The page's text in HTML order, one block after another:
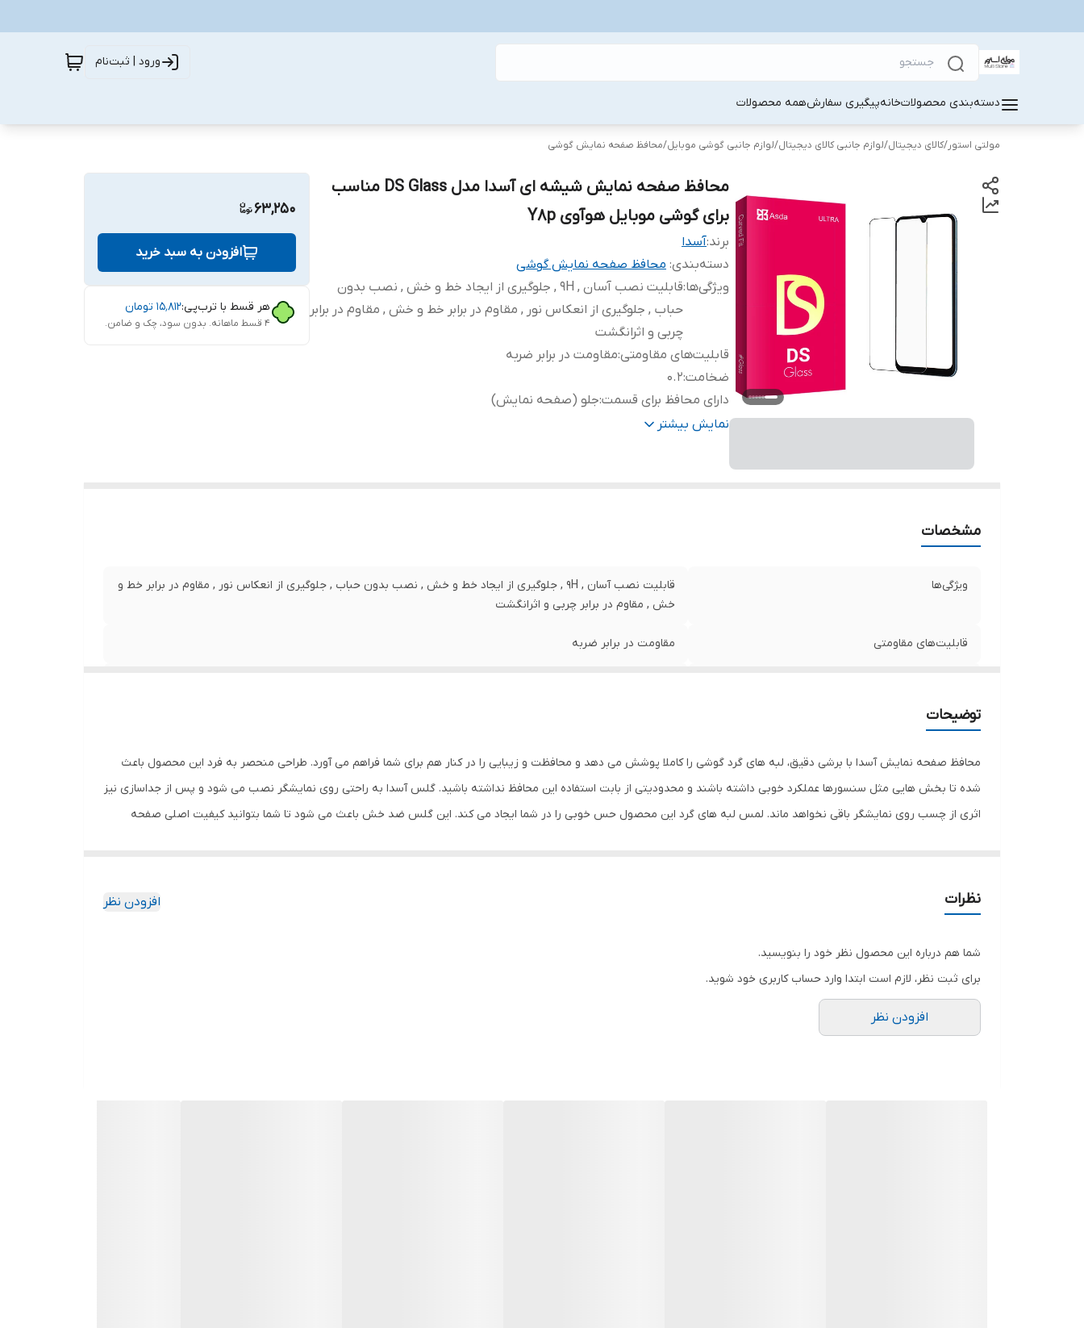
ورود | ثبت‌نام
دسته‌بندی محصولاتخانهپیگیری سفارشهمه محصولات
مولتی استور/کالای دیجیتال/لوازم جانبی کالای دیجیتال/لوازم جانبی گوشی موبایل/محافظ صفحه نمایش گوشی
محافظ صفحه نمایش شیشه ای آسدا مدل DS Glass مناسب
برای گوشی موبایل هوآوی Y8p
برند:آسدا
دسته‌بندی: محافظ صفحه نمایش گوشی
ویژگی‌ها:
قابلیت نصب آسان , 9H , جلوگیری از ایجاد خط و خش , نصب بدون
حباب , جلوگیری از انعکاس نور , مقاوم در برابر خط و خش , مقاوم در برابر
چربی و اثرانگشت
قابلیت‌های مقاومتی:مقاومت در برابر ضربه
ضخامت:
0.2
دارای محافظ برای قسمت:جلو (صفحه نمایش)
رنگ:بی رنگ
نمایش بیشتر
63,250
افزودن به سبد خرید
هر قسط با ترب‌پی:۱۵٬۸۱۲ تومان
۴ قسط ماهانه. بدون سود، چک و ضامن.
مشخصات
ویژگی‌ها
قابلیت نصب آسان , 9H , جلوگیری از ایجاد خط و خش , نصب بدون حباب , جلوگیری از انعکاس نور , مقاوم در برابر خط و
خش , مقاوم در برابر چربی و اثرانگشت
قابلیت‌های مقاومتی مقاومت در برابر ضربه
دارای محافظ برای قسمت
رنگ بی رنگ
توضیحات
محافظ صفحه نمایش آسدا با برشی دقیق، لبه های گرد گوشی را کاملا پوشش می دهد و محافظت و زیبایی را در کنار هم برای شما فراهم می آورد. طراحی منحصر به فرد این محصول باعث
شده تا بخش هایی مثل سنسورها عملکرد خوبی داشته باشند و محدودیتی از بابت استفاده این محافظ نداشته باشید. گلس آسدا به راحتی روی نمایشگر نصب می شود و پس از جداسازی نیز
اثری از چسب روی نمایشگر باقی نخواهد ماند. لمس لبه های گرد این محصول حس خوبی را در شما ایجاد می کند. این گلس ضد خش باعث می شود تا شما بتوانید کیفیت اصلی صفحه
نظرات افزودن نظر
شما هم درباره این محصول نظر خود را بنویسید.
برای ثبت نظر، لازم است ابتدا وارد حساب کاربری خود شوید.
افزودن نظر